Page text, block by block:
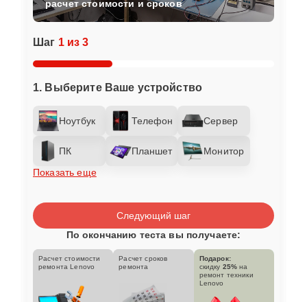
Шаг 1 из 3
1. Выберите Ваше устройство
Ноутбук Телефон Сервер
ПК Планшет
Монитор
Показать еще
расчет стоимости и сроков
Следующий шаг
По окончанию теста вы получаете:
Расчет стоимости
ремонта Lenovo
Расчет сроков
ремонта
Подарок:
скидку 25% на
ремонт техники
Lenovo